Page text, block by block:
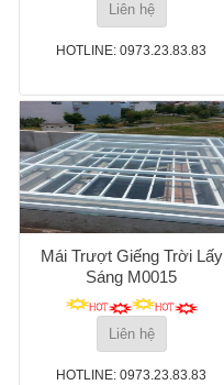
Liên hệ
HOTLINE: 0973.23.83.83
Mái Trượt Giếng Trời Lấy
Sáng M0015
Liên hệ
HOTLINE: 0973.23.83.83